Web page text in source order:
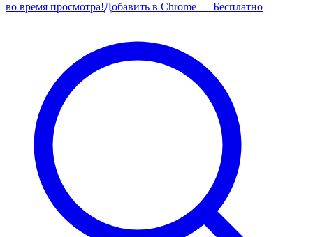
во время просмотра!Добавить в Chrome — Бесплатно